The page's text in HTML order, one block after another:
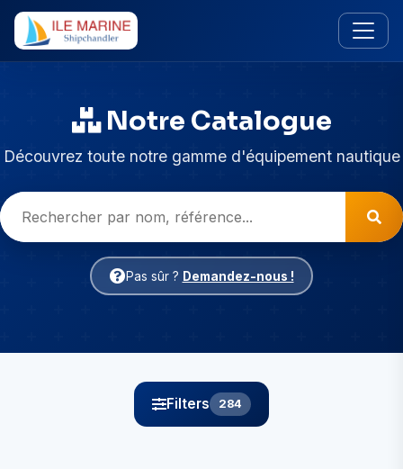
Notre Catalogue
Découvrez toute notre gamme d'équipement nautique
Pas sûr ? Demandez-nous !
Filters 284